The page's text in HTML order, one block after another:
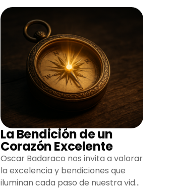
La Bendición de un
Corazón Excelente
Oscar Badaraco nos invita a valorar
la excelencia y bendiciones que
iluminan cada paso de nuestra vida,